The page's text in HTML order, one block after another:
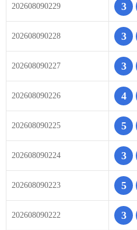
202608090229 3
202608090228 3
202608090227 3
202608090226 4
202608090225 5
202608090224 3
202608090223 5
202608090222 3